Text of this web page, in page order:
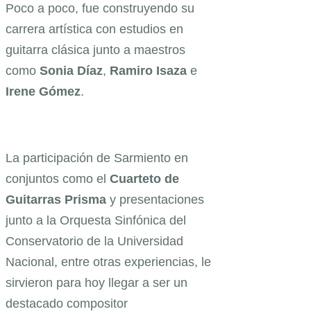
Poco a poco, fue construyendo su
carrera artística con estudios en
guitarra clásica junto a maestros
como Sonia Díaz, Ramiro Isaza e
Irene Gómez.
La participación de Sarmiento en
conjuntos como el Cuarteto de
Guitarras Prisma y presentaciones
junto a la Orquesta Sinfónica del
Conservatorio de la Universidad
Nacional, entre otras experiencias, le
sirvieron para hoy llegar a ser un
destacado compositor